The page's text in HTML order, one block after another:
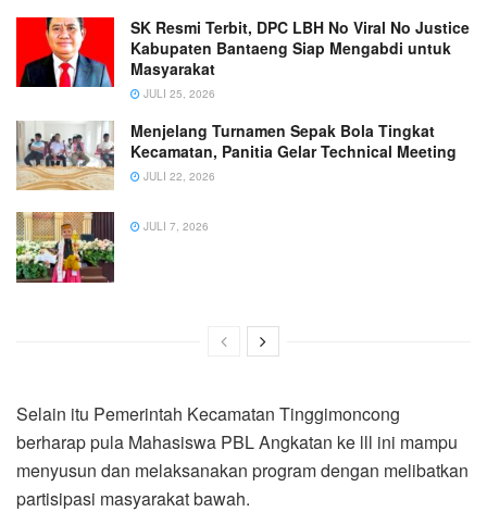
SK Resmi Terbit, DPC LBH No Viral No Justice
Kabupaten Bantaeng Siap Mengabdi untuk
Masyarakat
JULI 25, 2026
Menjelang Turnamen Sepak Bola Tingkat
Kecamatan, Panitia Gelar Technical Meeting
JULI 22, 2026
JULI 7, 2026
Selain itu Pemerintah Kecamatan Tinggimoncong
berharap pula Mahasiswa PBL Angkatan ke lll ini mampu
menyusun dan melaksanakan program dengan melibatkan
partisipasi masyarakat bawah.